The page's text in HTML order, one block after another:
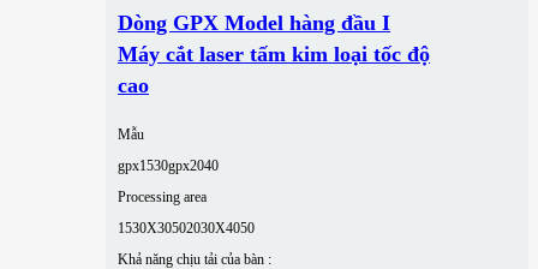
Dòng GPX Model hàng đầu I
Máy cắt laser tấm kim loại tốc độ
cao
Mẫu
gpx1530gpx2040
Processing area
1530X30502030X4050
Khả năng chịu tải của bàn :